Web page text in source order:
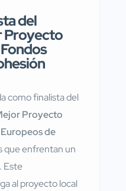
del
Proyecto
como finalista del
Proyecto
de
que enfrentan un
Este
al proyecto local